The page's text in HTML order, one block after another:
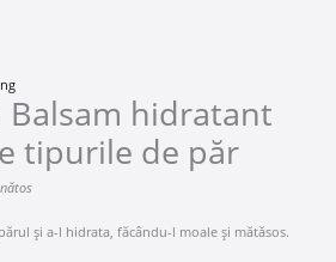
Balsam hidratant
tipurile de păr
și a-l hidrata, făcându-l moale și mătăsos.